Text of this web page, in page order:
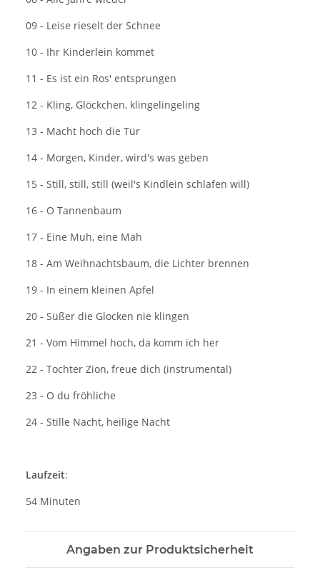
09 - Leise rieselt der Schnee
10 - Ihr Kinderlein kommet
11 - Es ist ein Ros' entsprungen
12 - Kling, Glöckchen, klingelingeling
13 - Macht hoch die Tür
14 - Morgen, Kinder, wird's was geben
15 - Still, still, still (weil's Kindlein schlafen will)
16 - O Tannenbaum
17 - Eine Muh, eine Mäh
18 - Am Weihnachtsbaum, die Lichter brennen
19 - In einem kleinen Apfel
20 - Süßer die Glocken nie klingen
21 - Vom Himmel hoch, da komm ich her
22 - Tochter Zion, freue dich (instrumental)
23 - O du fröhliche
24 - Stille Nacht, heilige Nacht
Laufzeit:
54 Minuten
Angaben zur Produktsicherheit